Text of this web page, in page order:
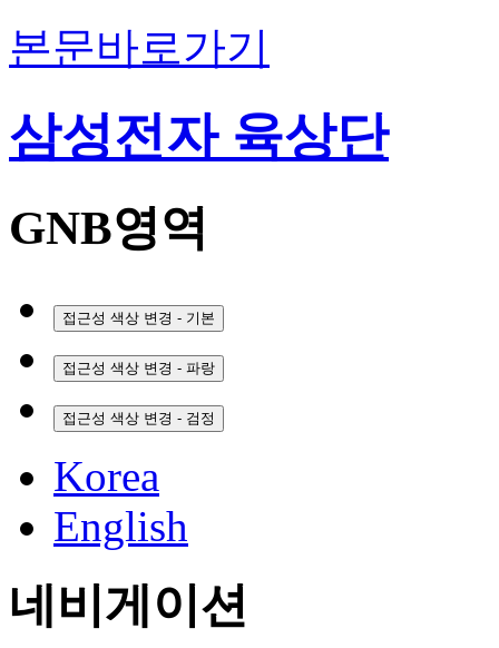
본문바로가기
삼성전자 육상단
GNB영역
접근성 색상 변경 - 기본
접근성 색상 변경 - 파랑
접근성 색상 변경 - 검정
Korea
English
네비게이션